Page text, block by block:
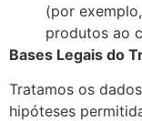
(por
produtos ao
Bases Legais do
Tratamos os
hipóteses